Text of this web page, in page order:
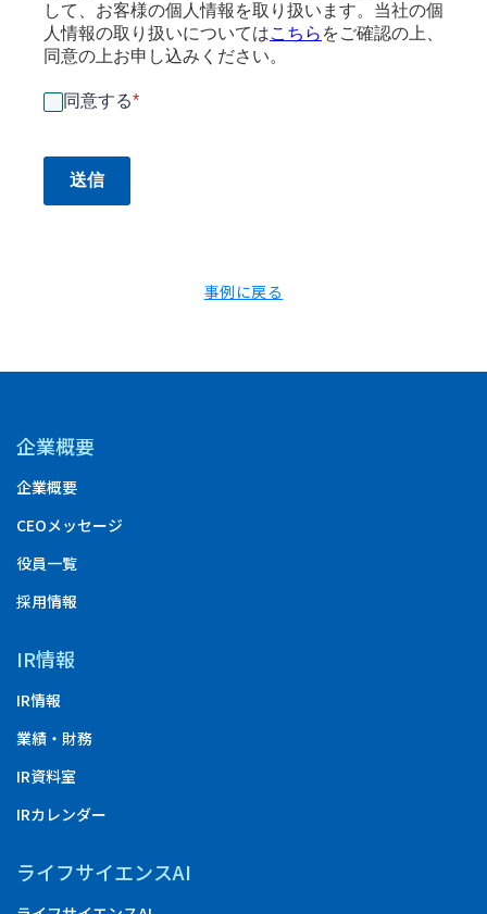
して、お客様の個人情報を取り扱います。当社の個
人情報の取り扱いについてはこちら をご確認の上、
同意の上お申し込みください。
同意する*
送信
事例に戻る
企業概要
企業概要
CEOメッセージ
役員一覧
採用情報
IR情報
IR情報
業績・財務
IR資料室
IRカレンダー
ライフサイエンスAI